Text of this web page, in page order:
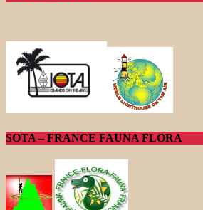
SOTA – FRANCE FAUNA FLORA